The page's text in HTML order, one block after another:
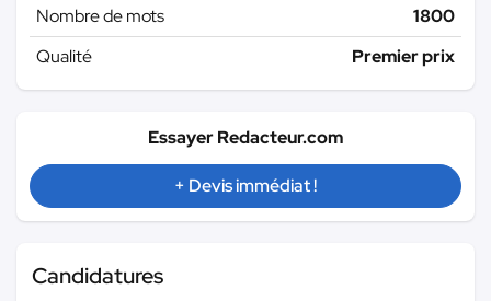
Nombre de mots
1800
Qualité
Premier prix
Essayer Redacteur.com
+ Devis immédiat !
Candidatures